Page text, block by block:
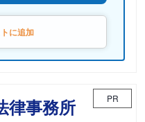
に追加
律事務所 PR